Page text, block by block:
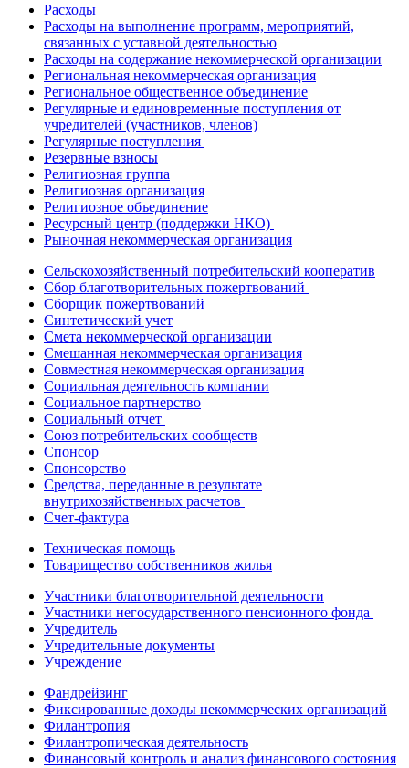
Расходы
Расходы на выполнение программ, мероприятий,
связанных с уставной деятельностью
Расходы на содержание некоммерческой организации
Региональная некоммерческая организация
Региональное общественное объединение
Регулярные и единовременные поступления от
учредителей (участников, членов)
Регулярные поступления
Резервные взносы
Религиозная группа
Религиозная организация
Религиозное объединение
Ресурсный центр (поддержки НКО)
Рыночная некоммерческая организация
Сельскохозяйственный потребительский кооператив
Сбор благотворительных пожертвований
Сборщик пожертвований
Синтетический учет
Смета некоммерческой организации
Смешанная некоммерческая организация
Совместная некоммерческая организация
Социальная деятельность компании
Социальное партнерство
Социальный отчет
Союз потребительских сообществ
Спонсор
Спонсорство
Средства, переданные в результате
внутрихозяйственных расчетов
Счет-фактура
Техническая помощь
Товарищество собственников жилья
Участники благотворительной деятельности
Участники негосударственного пенсионного фонда
Учредитель
Учредительные документы
Учреждение
Фандрейзинг
Фиксированные доходы некоммерческих организаций
Филантропия
Филантропическая деятельность
Финансовый контроль и анализ финансового состояния